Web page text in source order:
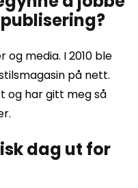
media. I 2010 ble
på nett.
og har gitt meg så
dag ut for